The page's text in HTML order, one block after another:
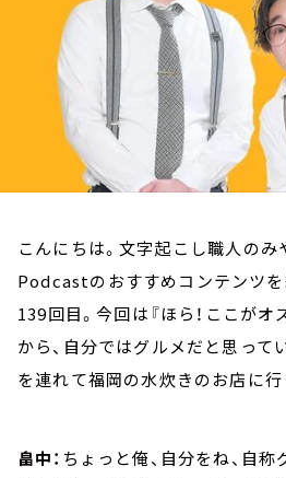
こんにちは。文字起こし職人のみ
Podcastのおすすめコンテンツ
139回目。今回は『ほら！ここがオ
から、自分ではグルメだと思って
を連れて福岡の水炊きのお店に行
畠中： ちょっと俺、自分をね、自称